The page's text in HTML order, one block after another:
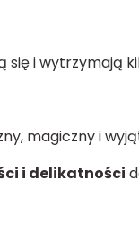
się i wytrzymają
magiczny i
i delikatności